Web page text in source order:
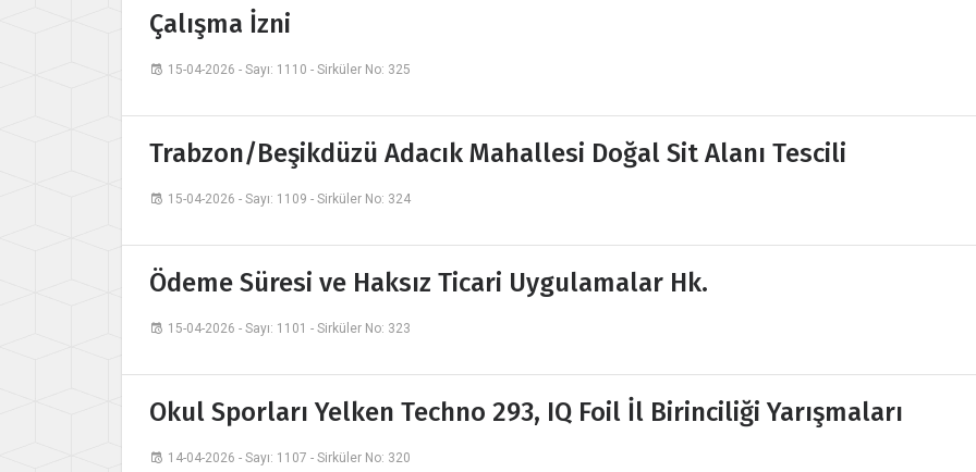
Çalışma İzni
15-04-2026 - Sayı: 1110 - Sirküler No: 325
Trabzon/Beşikdüzü Adacık Mahallesi Doğal Sit Alanı Tescili
15-04-2026 - Sayı: 1109 - Sirküler No: 324
Ödeme Süresi ve Haksız Ticari Uygulamalar Hk.
15-04-2026 - Sayı: 1101 - Sirküler No: 323
Okul Sporları Yelken Techno 293, IQ Foil İl Birinciliği Yarışmaları
14-04-2026 - Sayı: 1107 - Sirküler No: 320